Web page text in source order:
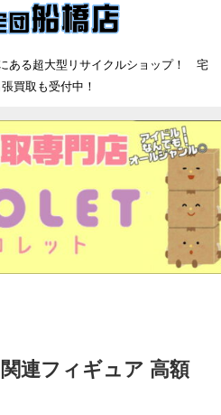
ある超大型リサイクルショップ！ 宅
買取も受付中！
連フィギュア 高額